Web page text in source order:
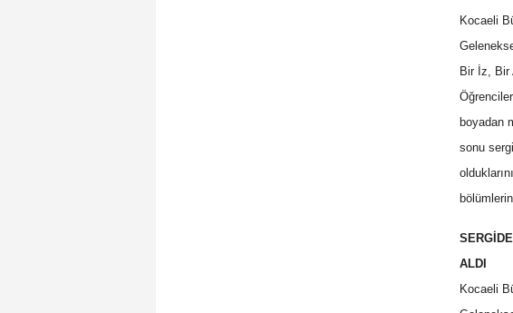
Kocaeli
Bir İz, Bir
boyadan
sonu
ALDI
Kocaeli